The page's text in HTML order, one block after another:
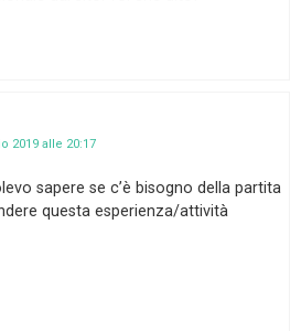
2019 alle 20:17
sapere se c’è bisogno della partita
questa esperienza/attività